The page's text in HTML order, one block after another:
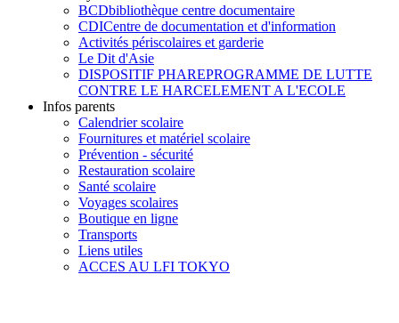
BCDbibliothèque centre documentaire
CDICentre de documentation et d'information
Activités périscolaires et garderie
Le Dit d'Asie
DISPOSITIF PHAREPROGRAMME DE LUTTE
CONTRE LE HARCELEMENT A L'ECOLE
Infos parents
Calendrier scolaire
Fournitures et matériel scolaire
Prévention - sécurité
Restauration scolaire
Santé scolaire
Voyages scolaires
Boutique en ligne
Transports
Liens utiles
ACCES AU LFI TOKYO